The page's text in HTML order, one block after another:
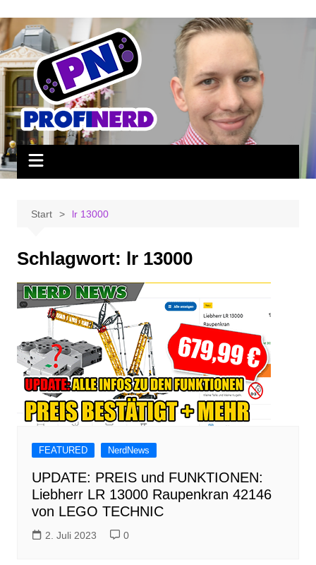
Inhalt
springen
Start lr 13000
Schlagwort: lr 13000
FEATURED NerdNews
UPDATE: PREIS und FUNKTIONEN:
Liebherr LR 13000 Raupenkran 42146
von LEGO TECHNIC
2. Juli 2023 0